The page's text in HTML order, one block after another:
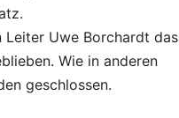
Leiter Uwe Borchardt das
Wie in anderen
geschlossen.